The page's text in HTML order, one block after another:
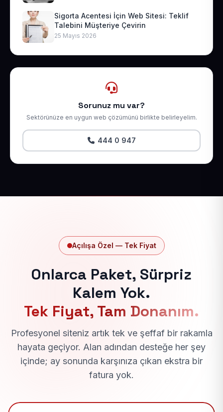
Sigorta Acentesi İçin Web Sitesi: Teklif
Talebini Müşteriye Çevirin
25 Mayıs 2026
Sorunuz mu var?
Sektörünüze en uygun web çözümünü birlikte belirleyelim.
444 0 947
Açılışa Özel — Tek Fiyat
Onlarca Paket, Sürpriz
Kalem Yok.
Tek Fiyat, Tam Donanım.
Profesyonel siteniz artık tek ve şeffaf bir rakamla
hayata geçiyor. Alan adından desteğe her şey
içinde; ay sonunda karşınıza çıkan ekstra bir
fatura yok.